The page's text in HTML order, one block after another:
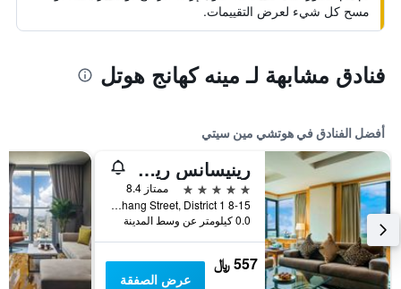
مسح كل شيء لعرض التقييمات.
فنادق مشابهة لـ مينه كهانج هوتل
أفضل الفنادق في هوتشي مين سيتي
رينيسانس ريفرسايد هوتل سايجون
5 نجوم
ممتاز 8.4
8-15 Ton Duc Thang Street, District 1, هوتشي مين سيتي, فيتنام
0.0 كيلومتر عن وسط المدينة
557 ﷼
عرض الصفقة